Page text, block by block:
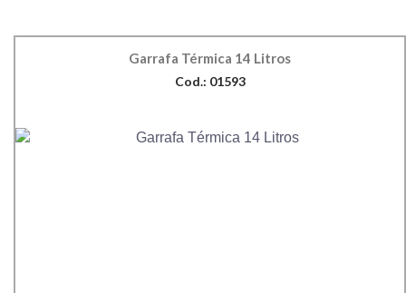
Garrafa Térmica 14 Litros
Cod.: 01593